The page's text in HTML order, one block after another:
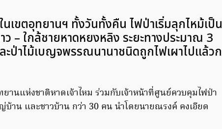
นเขตอุทยานฯ ทั้งวันทั้งคืน ไฟป่าเริ่มลุกไหม้เป็น
– ใกล้ชายหาดหยงหลิง ระยะทางประมาณ 3
ะป่าไม้เบญจพรรณนานาชนิดถูกไฟเผาไปแล้วก
านแห่งชาติหาดเจ้าไหม ร่วมกับเจ้าหน้าที่ศูนย์ควบคุมไฟป่า
บ้าน และชาวบ้าน กว่า 30 คน นำโดยนายณรงค์ คงเอียด